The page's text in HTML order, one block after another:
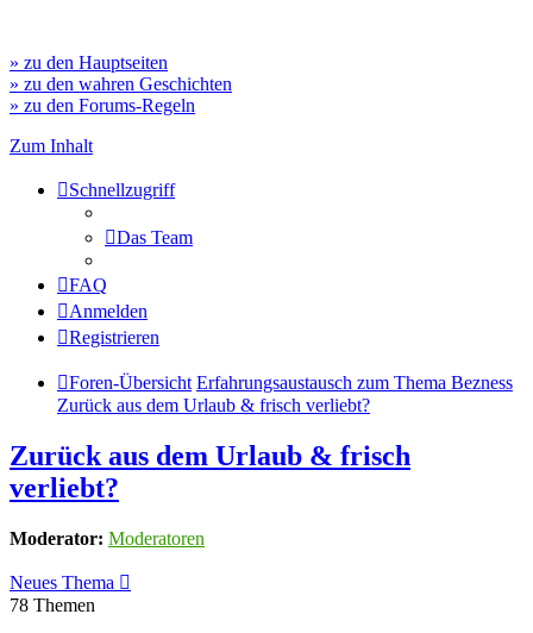
» zu den Hauptseiten
» zu den wahren Geschichten
» zu den Forums-Regeln
Zum Inhalt
Schnellzugriff
Das Team
FAQ
Anmelden
Registrieren
Foren-Übersicht Erfahrungsaustausch zum Thema Bezness
Zurück aus dem Urlaub & frisch verliebt?
Zurück aus dem Urlaub & frisch
verliebt?
Moderator: Moderatoren
Neues Thema
78 Themen